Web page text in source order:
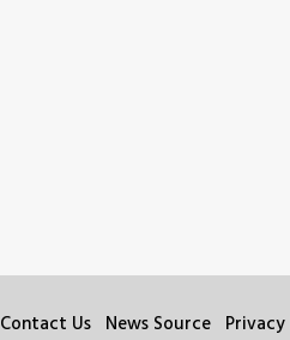
Contact Us News Source